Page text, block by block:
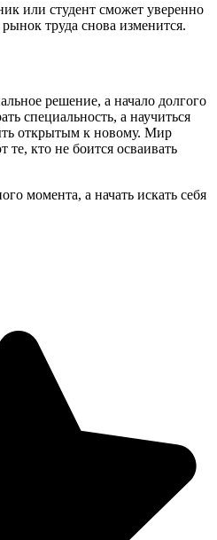
или студент сможет уверенно
труда снова изменится.
решение, а начало долгого
специальность, а научиться
открытым к новому. Мир
кто не боится осваивать
момента, а начать искать себя